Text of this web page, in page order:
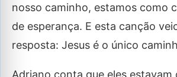
nosso caminho, estamos como
de esperança. E esta canção
resposta: Jesus é o único
Adriano conta que eles estavam